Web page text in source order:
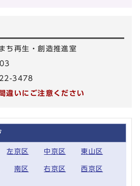
ち再生・創造推進室
3478
違いにご注意ください
左京区 中京区 東山区
南区 右京区 西京区